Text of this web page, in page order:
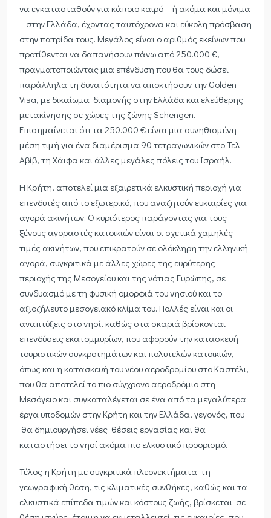
να εγκατασταθούν για κάποιο καιρό – ή ακόμα και μόνιμα
– στην Ελλάδα, έχοντας ταυτόχρονα και εύκολη πρόσβαση
στην πατρίδα τους. Μεγάλος είναι ο αριθμός εκείνων που
προτίθενται να δαπανήσουν πάνω από 250.000 €,
πραγματοποιώντας μια επένδυση που θα τους δώσει
παράλληλα τη δυνατότητα να αποκτήσουν την Golden
Visa, με δικαίωμα διαμονής στην Ελλάδα και ελεύθερης
μετακίνησης σε χώρες της ζώνης Schengen.
Επισημαίνεται ότι τα 250.000 € είναι μια συνηθισμένη
μέση τιμή για ένα διαμέρισμα 90 τετραγωνικών στο Τελ
Αβίβ, τη Χάιφα και άλλες μεγάλες πόλεις του Ισραήλ.
Η Κρήτη, αποτελεί μια εξαιρετικά ελκυστική περιοχή για
επενδυτές από το εξωτερικό, που αναζητούν ευκαιρίες για
αγορά ακινήτων. Ο κυριότερος παράγοντας για τους
ξένους αγοραστές κατοικιών είναι οι σχετικά χαμηλές
τιμές ακινήτων, που επικρατούν σε ολόκληρη την ελληνική
αγορά, συγκριτικά με άλλες χώρες της ευρύτερης
περιοχής της Μεσογείου και της νότιας Ευρώπης, σε
συνδυασμό με τη φυσική ομορφιά του νησιού και το
αξιοζήλευτο μεσογειακό κλίμα του. Πολλές είναι και οι
αναπτύξεις στο νησί, καθώς στα σκαριά βρίσκονται
επενδύσεις εκατομμυρίων, που αφορούν την κατασκευή
τουριστικών συγκροτημάτων και πολυτελών κατοικιών,
όπως και η κατασκευή του νέου αεροδρομίου στο Καστέλι,
που θα αποτελεί το πιο σύγχρονο αεροδρόμιο στη
Μεσόγειο και συγκαταλέγεται σε ένα από τα μεγαλύτερα
έργα υποδομών στην Κρήτη και την Ελλάδα, γεγονός, που
θα δημιουργήσει νέες θέσεις εργασίας και θα
καταστήσει το νησί ακόμα πιο ελκυστικό προορισμό.
Τέλος η Κρήτη με συγκριτικά πλεονεκτήματα τη
γεωγραφική θέση, τις κλιματικές συνθήκες, καθώς και τα
ελκυστικά επίπεδα τιμών και κόστους ζωής, βρίσκεται σε